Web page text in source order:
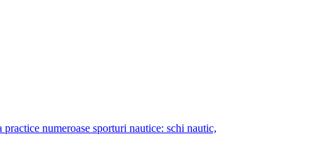
numeroase sporturi nautice: schi nautic,